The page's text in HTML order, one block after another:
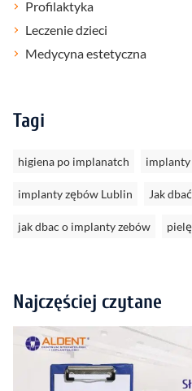
Profilaktyka
Leczenie dzieci
Medycyna estetyczna
Tagi
higiena po implanatch
implanty zębów Lublin Jak
jak dbac o implanty zebów
Najczęściej czytane